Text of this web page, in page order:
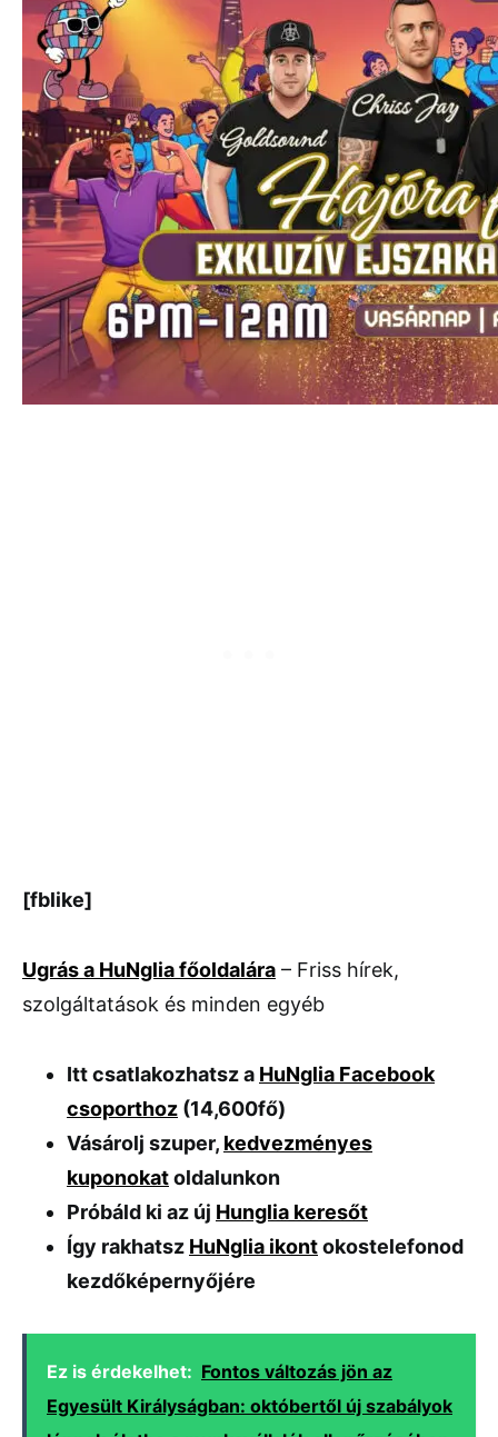
[fblike]
Ugrás a HuNglia főoldalára – Friss hírek,
szolgáltatások és minden egyéb
Itt csatlakozhatsz a HuNglia Facebook
csoporthoz (14,600fő)
Vásárolj szuper, kedvezményes
kuponokatoldalunkon
Próbáld ki az új Hunglia keresőt
Így rakhatsz HuNglia ikontokostelefonod
kezdőképernyőjére
Ez is érdekelhet: Fontos változás jön az
Egyesült Királyságban: októbertől új szabályok